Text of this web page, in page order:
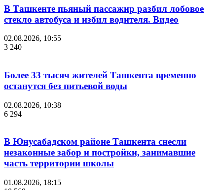
В Ташкенте пьяный пассажир разбил лобовое
стекло автобуса и избил водителя. Видео
02.08.2026, 10:55
3 240
Более 33 тысяч жителей Ташкента временно
останутся без питьевой воды
02.08.2026, 10:38
6 294
В Юнусабадском районе Ташкента снесли
незаконные забор и постройки, занимавшие
часть территории школы
01.08.2026, 18:15